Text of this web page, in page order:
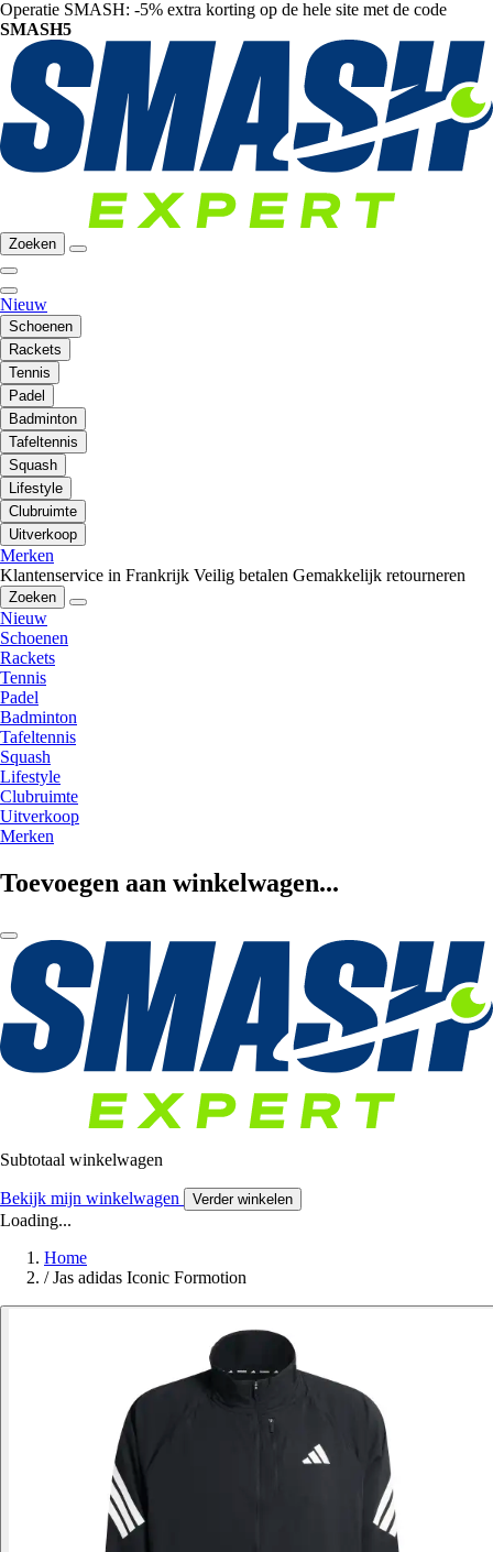
Operatie SMASH: -5% extra korting op de hele site met de code
SMASH5
Zoeken
Nieuw
Schoenen
Rackets
Tennis
Padel
Badminton
Tafeltennis
Squash
Lifestyle
Clubruimte
Uitverkoop
Merken
Klantenservice in Frankrijk Veilig betalen Gemakkelijk retourneren
Zoeken
Nieuw
Schoenen
Rackets
Tennis
Padel
Badminton
Tafeltennis
Squash
Lifestyle
Clubruimte
Uitverkoop
Merken
Toevoegen aan winkelwagen...
Subtotaal winkelwagen
Bekijk mijn winkelwagen Verder winkelen
Loading...
Home
/ Jas adidas Iconic Formotion